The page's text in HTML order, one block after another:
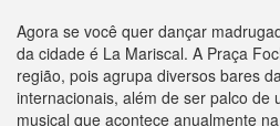
Agora se você quer dançar
da cidade é La Mariscal. A Praça
região, pois agrupa diversos bares
internacionais, além de ser palco de
musical que acontece anualmente